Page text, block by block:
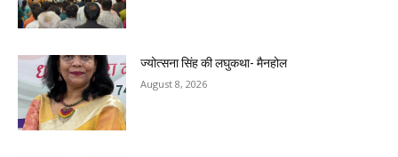
ज्योत्सना सिंह की लघुकथा- मैनहोल
August 8, 2026